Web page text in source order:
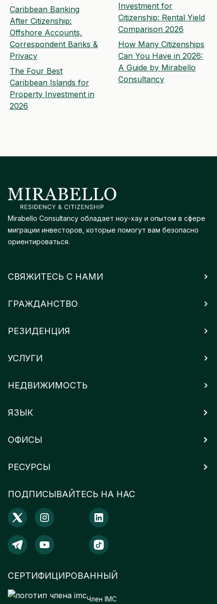
Caribbean Banking
After Citizenship:
Offshore Accounts,
Correspondent Banks &
Privacy
The Four Best
Caribbean Islands for
Property Investment in
2026
Investment for
Citizenship: Rental Yield
Comparison 2026
How Many Citizenships
Can You Have in 2026:
A Guide by Mirabello
Consultancy
Mirabello Consultancy обладает ноу-хау и опытом в сфере
миграции инвесторов, которые помогут вам безопасно
ориентироваться.
СВЯЖИТЕСЬ С НАМИ
ГРАЖДАНСТВО
РЕЗИДЕНЦИЯ
УСЛУГИ
НЕДВИЖИМОСТЬ
ЯЗЫК
ПОДПИСЫВАЙТЕСЬ НА НАС
ОФИСЫ
РЕСУРСЫ
СЕРТИФИЦИРОВАННЫЙ
Член IMC